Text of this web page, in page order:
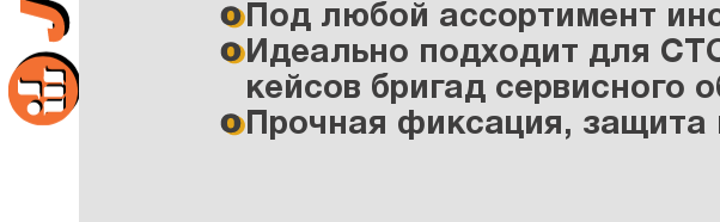
Под любой ассортимент
Идеально подходит для
кейсов бригад сервисного
Прочная фиксация, защита